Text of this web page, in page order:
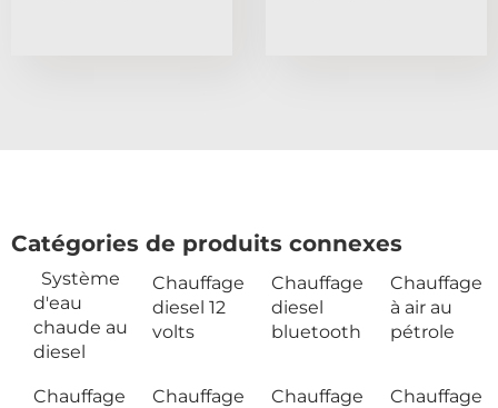
Catégories de produits connexes
Système
d'eau
chaude au
diesel
Chauffage
diesel 12
volts
Chauffage
diesel
bluetooth
Chauffage
à air au
pétrole
Chauffage
Chauffage
Chauffage
Chauffage